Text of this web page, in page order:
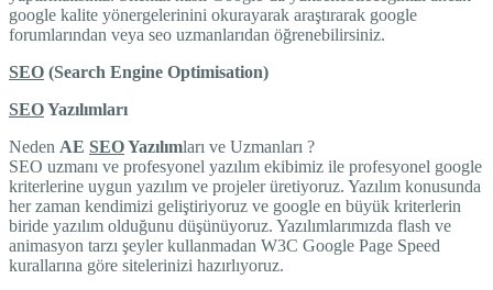
google kalite yönergelerinini okurayarak araştırarak google
forumlarından veya seo uzmanlarıdan öğrenebilirsiniz.
SEO (Search Engine Optimisation)
SEOYazılımları
Neden AE SEOYazılımları ve Uzmanları ?
SEO uzmanı ve profesyonel yazılım ekibimiz ile profesyonel google
kriterlerine uygun yazılım ve projeler üretiyoruz. Yazılım konusunda
her zaman kendimizi geliştiriyoruz ve google en büyük kriterlerin
biride yazılım olduğunu düşünüyoruz. Yazılımlarımızda flash ve
animasyon tarzı şeyler kullanmadan W3C Google Page Speed
kurallarına göre sitelerinizi hazırlıyoruz.